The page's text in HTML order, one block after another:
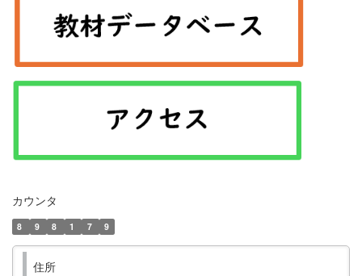
カウンタ
8 9 8 1 7 9
住所